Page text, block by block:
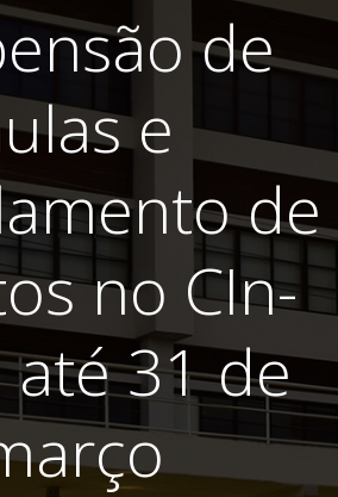
de
e
de
no CIn-
até 31 de